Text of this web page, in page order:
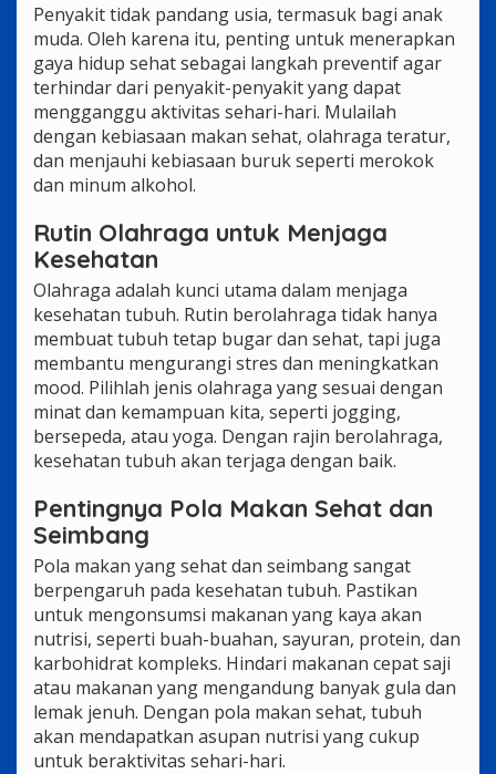
Penyakit tidak pandang usia, termasuk bagi anak
muda. Oleh karena itu, penting untuk menerapkan
gaya hidup sehat sebagai langkah preventif agar
terhindar dari penyakit-penyakit yang dapat
mengganggu aktivitas sehari-hari. Mulailah
dengan kebiasaan makan sehat, olahraga teratur,
dan menjauhi kebiasaan buruk seperti merokok
dan minum alkohol.
Rutin Olahraga untuk Menjaga
Kesehatan
Olahraga adalah kunci utama dalam menjaga
kesehatan tubuh. Rutin berolahraga tidak hanya
membuat tubuh tetap bugar dan sehat, tapi juga
membantu mengurangi stres dan meningkatkan
mood. Pilihlah jenis olahraga yang sesuai dengan
minat dan kemampuan kita, seperti jogging,
bersepeda, atau yoga. Dengan rajin berolahraga,
kesehatan tubuh akan terjaga dengan baik.
Pentingnya Pola Makan Sehat dan
Seimbang
Pola makan yang sehat dan seimbang sangat
berpengaruh pada kesehatan tubuh. Pastikan
untuk mengonsumsi makanan yang kaya akan
nutrisi, seperti buah-buahan, sayuran, protein, dan
karbohidrat kompleks. Hindari makanan cepat saji
atau makanan yang mengandung banyak gula dan
lemak jenuh. Dengan pola makan sehat, tubuh
akan mendapatkan asupan nutrisi yang cukup
untuk beraktivitas sehari-hari.